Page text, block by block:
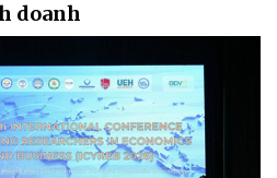
doanh